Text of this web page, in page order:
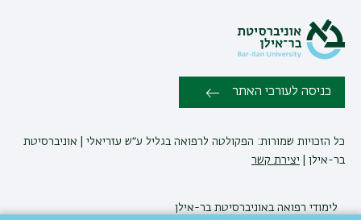
כניסה לעורכי האתר
כל הזכויות שמורות: הפקולטה לרפואה בגליל ע״ש עזריאלי | אוניברסיטת
בר-אילן | יצירת קשר
לימודי רפואהבאוניברסיטת בר-אילן